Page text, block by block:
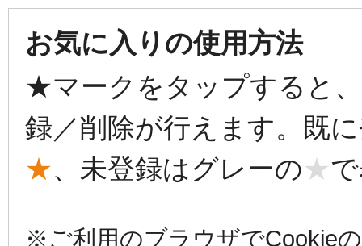
お気に入りの使用方法
★マークをタップすると
録／削除が行えます。既
★、未登録はグレーの★
※ご利用のブラウザでCookie